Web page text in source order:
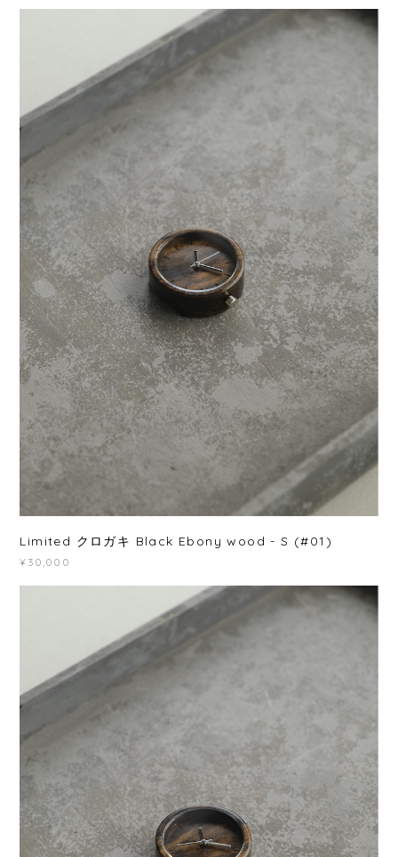
Limited クロガキ Black Ebony wood - S (#01)
¥30,000